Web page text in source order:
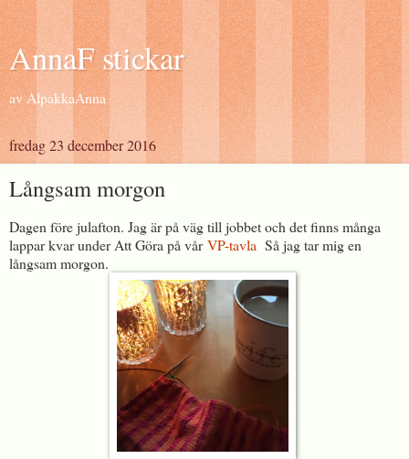
AnnaF stickar
av AlpakkaAnna
fredag 23 december 2016
Långsam morgon
Dagen före julafton. Jag är på väg till jobbet och det finns många
lappar kvar under Att Göra på vårVP-tavla Så jag tar mig en
långsam morgon.